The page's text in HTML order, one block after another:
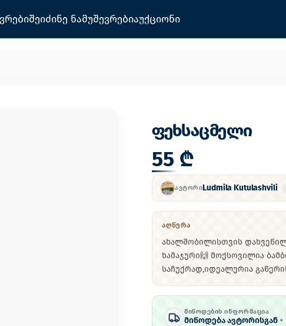
შეიძინე ნამუშევრებიაუქციონი
ფეხსაცმელი
55 ₾
ᲐᲕᲢᲝᲠᲘLudmila Kutulashvili
ᲐᲦᲬᲔᲠᲐ
ახალშობილისთვის
ხამაჯური🙌 მოქსოვილია
საჩუქრად,იდეალურია
ᲛᲘᲬᲝᲓᲔᲑᲘᲡ ᲘᲜᲤᲝᲠᲛᲐᲪᲘᲐ
მიწოდება ავტორისგან •